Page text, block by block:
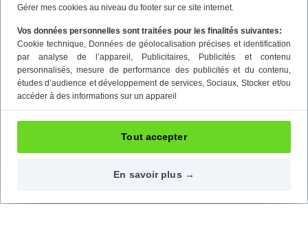
Gérer mes cookies au niveau du footer sur ce site internet.
Vos données personnelles sont traitées pour les finalités suivantes:
Cookie technique, Données de géolocalisation précises et identification
par analyse de l’appareil , Publicitaires, Publicités et contenu
personnalisés, mesure de performance des publicités et du contenu,
études d’audience et développement de services, Sociaux, Stocker et/ou
accéder à des informations sur un appareil
En savoir plus →
Tout accepter